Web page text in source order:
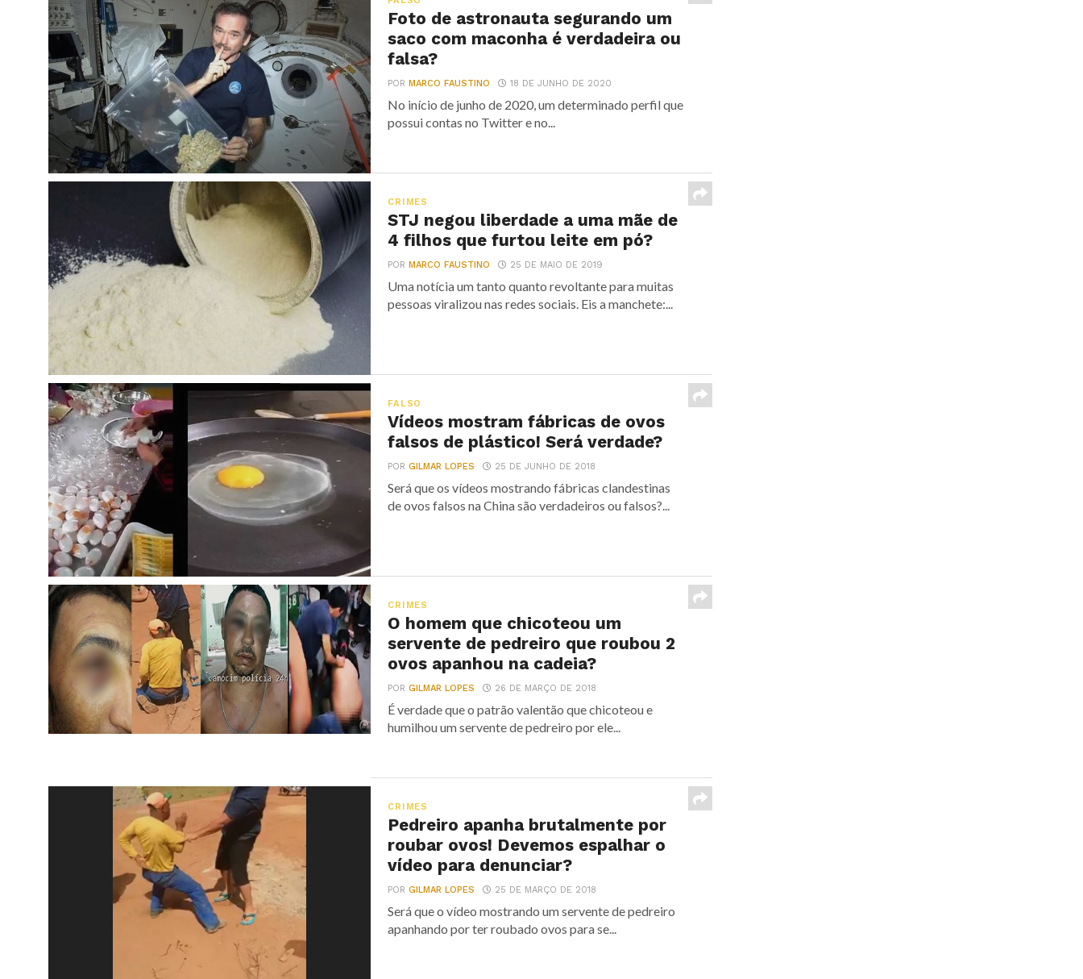
Foto de astronauta segurando um
saco com maconha é verdadeira ou
falsa?
PORMARCO FAUSTINO 18 DE JUNHO DE 2020
No início de junho de 2020, um determinado perfil que
possui contas no Twitter e no...
CRIMES
STJ negou liberdade a uma mãe de
4 filhos que furtou leite em pó?
PORMARCO FAUSTINO 25 DE MAIO DE 2019
Uma notícia um tanto quanto revoltante para muitas
pessoas viralizou nas redes sociais. Eis a manchete:...
FALSO
Vídeos mostram fábricas de ovos
falsos de plástico! Será verdade?
PORGILMAR LOPES 25 DE JUNHO DE 2018
Será que os vídeos mostrando fábricas clandestinas
de ovos falsos na China são verdadeiros ou falsos?...
CRIMES
O homem que chicoteou um
servente de pedreiro que roubou 2
ovos apanhou na cadeia?
PORGILMAR LOPES 26 DE MARÇO DE 2018
É verdade que o patrão valentão que chicoteou e
humilhou um servente de pedreiro por ele...
CRIMES
Pedreiro apanha brutalmente por
roubar ovos! Devemos espalhar o
vídeo para denunciar?
PORGILMAR LOPES 25 DE MARÇO DE 2018
Será que o vídeo mostrando um servente de pedreiro
apanhando por ter roubado ovos para se...